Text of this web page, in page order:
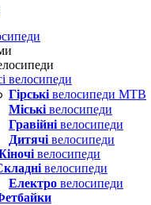
велосипеди
Гірські велосипеди MTB
Міські велосипеди
Гравійні велосипеди
Дитячі велосипеди
велосипеди
велосипеди
Електро велосипеди